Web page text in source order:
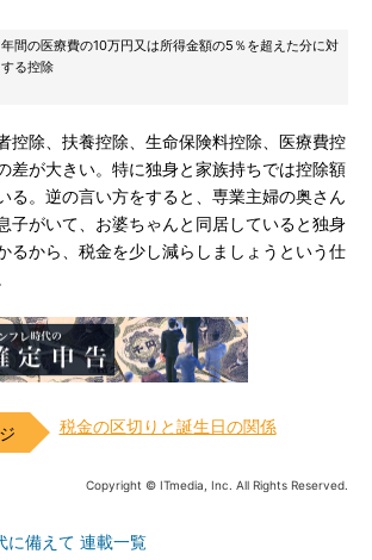
年間の医療費の10万円又は所得金額の5％を超えた分に対
する控除
控除、扶養控除、生命保険料控除、医療費控
差が大きい。特に独身と家族持ちでは控除額
る。逆の言い方をすると、専業主婦の奥さん
子がいて、お婆ちゃんと同居していると独身
るから、税金を少し減らしましょうという仕
税金の区切りと誕生日の関係
Copyright © ITmedia, Inc. All Rights Reserved.
に備えて 連載一覧